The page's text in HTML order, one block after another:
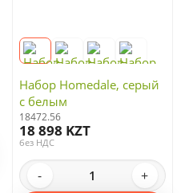
Набор Homedale, серый
с белым
18472.56
18 898 KZT
без НДС
- +